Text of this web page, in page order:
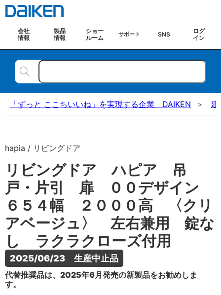
会社
情報
製品
情報
ショー
ルーム
サポート SNS
ログ
イン
「ずっと ここちいいね」を実現する企業 DAIKEN 建
hapia / リビングドア
リビングドア ハピア 吊
戸・片引 扉 ００デザイン
６５４幅 ２０００高 〈クリ
アベージュ〉 左右兼用 錠な
し ラクラクローズ付用
2025/06/23　生産中止品
代替推奨品は、2025年6月発売の新製品をお勧めしま
す。